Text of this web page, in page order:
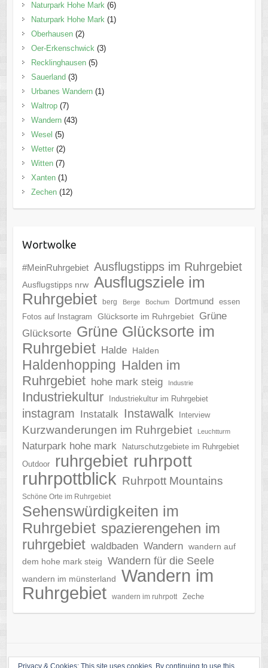
Naturpark Hohe Mark(6)
Naturpark Hohe Mark(1)
Oberhausen(2)
Oer-Erkenschwick(3)
Recklinghausen(5)
Sauerland (3)
Urbanes Wandern(1)
Waltrop(7)
Wandern(43)
Wesel (5)
Wetter(2)
Witten(7)
Xanten(1)
Zechen(12)
Wortwolke
#MeinRuhrgebiet Ausflugstipps im Ruhrgebiet
Ausflugstipps nrw Ausflugsziele im
Ruhrgebiet
berg Berge Bochum Dortmund
essen
Fotos auf Instagram
Glücksorte im Ruhrgebiet
Grüne
Glücksorte Grüne Glücksorte im
Ruhrgebiet Halde Halden
Haldenhopping Halden im
Ruhrgebiet hohe mark steig Industrie
Industriekultur Industriekultur im Ruhrgebiet
instagram Instatalk Instawalk Interview
Kurzwanderungen im Ruhrgebiet Leuchtturm
Naturpark hohe mark
Naturschutzgebiete im Ruhrgebiet
Outdoor
ruhrgebiet ruhrpott
ruhrpottblick Ruhrpott Mountains
Schöne Orte im Ruhrgebiet
Sehenswürdigkeiten im
Ruhrgebiet spazierengehen im
ruhrgebiet waldbaden Wandern wandern auf
dem hohe mark steig
Wandern für die Seele
wandern im münsterland
Wandern im
Ruhrgebiet
wandern im ruhrpott Zeche
Privacy & Cookies: This site uses cookies. By continuing to use this